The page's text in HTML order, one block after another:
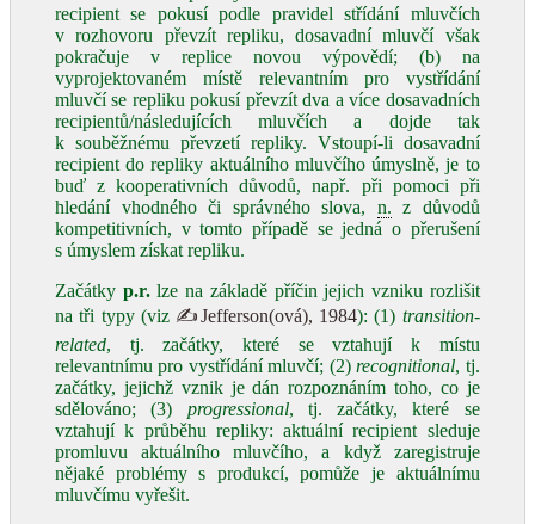
recipient se pokusí podle pravidel střídání mluvčích
v rozhovoru převzít repliku, dosavadní mluvčí však
pokračuje v replice novou výpovědí; (b) na
vyprojektovaném místě relevantním pro vystřídání
mluvčí se repliku pokusí převzít dva a více dosavadních
recipientů/následujících mluvčích a dojde tak
k souběžnému převzetí repliky. Vstoupí-li dosavadní
recipient do repliky aktuálního mluvčího úmyslně, je to
buď z kooperativních důvodů, např. při pomoci při
hledání vhodného či správného slova, n. z důvodů
kompetitivních, v tomto případě se jedná o přerušení
s úmyslem získat repliku.
Začátky p.r.lze na základě příčin jejich vzniku rozlišit
na tři typy (viz ✍Jefferson(ová), 1984): (1) transition-
related, tj. začátky, které se vztahují k místu
relevantnímu pro vystřídání mluvčí; (2)recognitional, tj.
začátky, jejichž vznik je dán rozpoznáním toho, co je
sdělováno; (3) progressional, tj. začátky, které se
vztahují k průběhu repliky: aktuální recipient sleduje
promluvu aktuálního mluvčího, a když zaregistruje
nějaké problémy s produkcí, pomůže je aktuálnímu
mluvčímu vyřešit.